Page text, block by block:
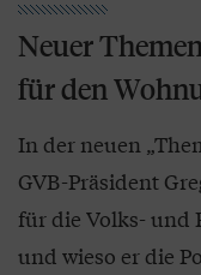
Neuer
für den
In der neuen
GVB-Präsident
für die Volks- und
und wieso er die